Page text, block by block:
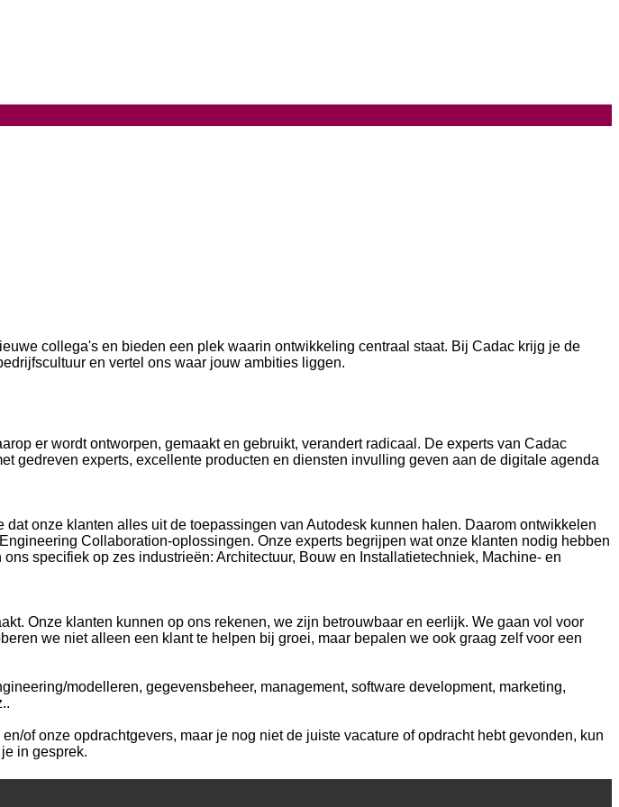
collega's en bieden een plek waarin ontwikkeling centraal staat. Bij Cadac krijg je de
en vertel ons waar jouw ambities liggen.
er wordt ontworpen, gemaakt en gebruikt, verandert radicaal. De experts van Cadac
gedreven experts, excellente producten en diensten invulling geven aan de digitale agenda
onze klanten alles uit de toepassingen van Autodesk kunnen halen. Daarom ontwikkelen
Collaboration-oplossingen. Onze experts begrijpen wat onze klanten nodig hebben
specifiek op zes industrieën: Architectuur, Bouw en Installatietechniek, Machine- en
Onze klanten kunnen op ons rekenen, we zijn betrouwbaar en eerlijk. We gaan vol voor
we niet alleen een klant te helpen bij groei, maar bepalen we ook graag zelf voor een
modelleren, gegevensbeheer, management, software development, marketing,
of onze opdrachtgevers, maar je nog niet de juiste vacature of opdracht hebt gevonden, kun
in gesprek.